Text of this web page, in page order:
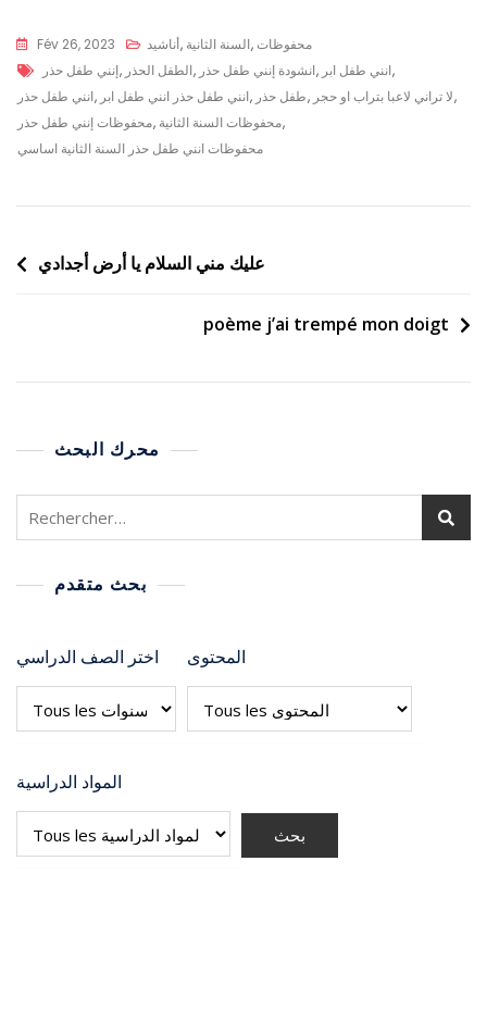
Fév 26, 2023 أناشيد, السنة الثانية,محفوظات
إنني طفل حذر, الطفل الحذر, انشودة إنني طفل حذر, انني طفل ابر,
انني طفل حذر, انني طفل حذر انني طفل ابر, طفل حذر, لا تراني لاعبا بتراب او حجر,
محفوظات إنني طفل حذر, محفوظات السنة الثانية,
محفوظات انني طفل حذر السنة الثانية اساسي
عليك مني السلام يا أرض أجدادي
poème j’ai trempé mon doigt
محرك البحث
بحث متقدم
اختر الصف الدراسي المحتوى
المواد الدراسية